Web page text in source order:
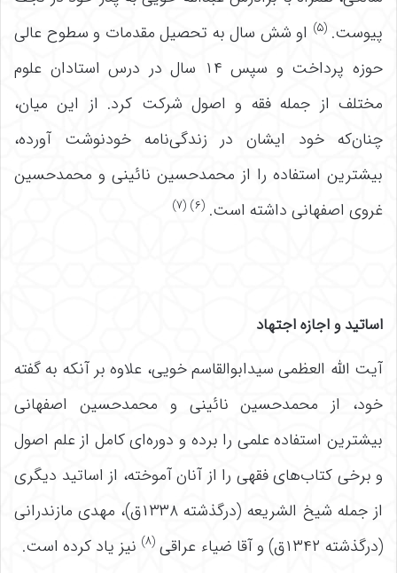
پیوست.(۵)
او شش سال به تحصیل مقدمات و سطوح عالی
حوزه پرداخت و سپس ۱۴ سال در درس استادان علوم
مختلف از جمله فقه و اصول شرکت کرد. از این میان،
چنان‌که خود ایشان در زندگی‌نامه خودنوشت آورده،
بیشترین استفاده را از محمدحسین نائینی و محمدحسین
غروی اصفهانی داشته است. (۶) (۷)
اساتید و اجازه اجتهاد
آیت الله العظمی سیدابوالقاسم خویی، علاوه بر آنکه به گفته
خود، از محمدحسین نائینی و محمدحسین اصفهانی
بیشترین استفاده علمی را برده و دوره‌ای کامل از علم اصول
و برخی کتاب‌های فقهی را از آنان آموخته، از اساتید دیگری
از جمله شیخ الشریعه (درگذشته ۱۳۳۸ق)، مهدی مازندرانی
(درگذشته ۱۳۴۲ق) و آقا ضیاء عراقی
(۸) نیز یاد کرده است.